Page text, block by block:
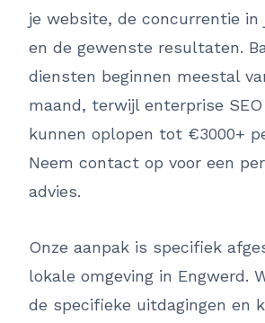
je website, de concurrentie in
en de gewenste resultaten.
diensten beginnen meestal
maand, terwijl enterprise
kunnen oplopen tot €3000+
Neem contact op voor een
advies.
Onze aanpak is specifiek
lokale omgeving in Engwerd.
de specifieke uitdagingen en